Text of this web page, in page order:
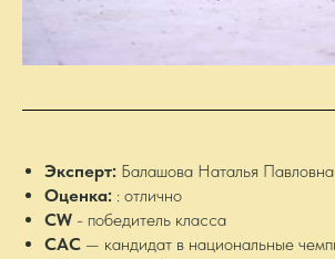
Эксперт: Балашова Наталья Павловна
Оценка: : отлично
CW - победитель класса
САС — кандидат в национальные